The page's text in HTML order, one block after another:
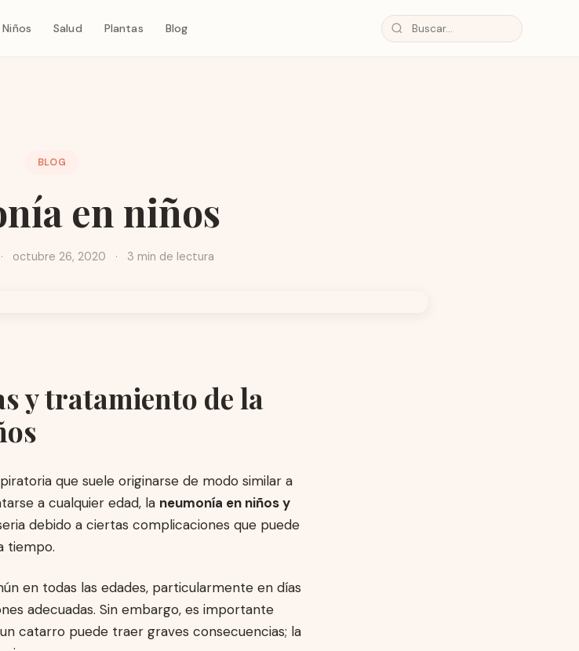
Niños Salud Plantas Blog
BLOG
en niños
· octubre 26, 2020 · 3 min de lectura
y tratamiento de la
que suele originarse de modo similar a
a cualquier edad, la neumonía en niños y
debido a ciertas complicaciones que puede
tiempo.
en todas las edades, particularmente en días
adecuadas. Sin embargo, es importante
catarro puede traer graves consecuencias; la